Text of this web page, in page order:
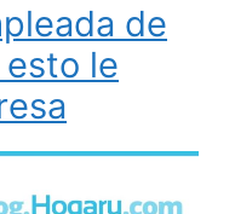
de
le